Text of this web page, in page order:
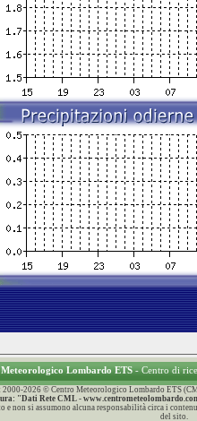
Lombardo ETS- Centro di
2026 © Centro Meteorologico Lombardo ETS
"Dati Rete CML -
si assumono alcuna responsabilità circa i
del sito.